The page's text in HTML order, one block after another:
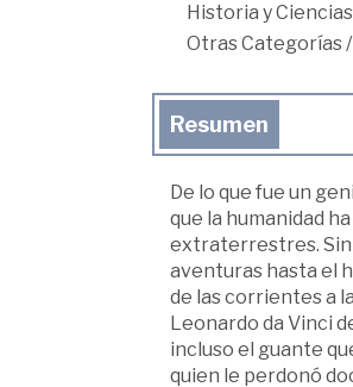
Historia y
Otras Categorías/
Resumen
De lo que fue un
que la humanidad
extraterrestres. Sin
aventuras hasta el
de las corrientes a
Leonardo da Vinci
incluso el guante
quien le perdonó